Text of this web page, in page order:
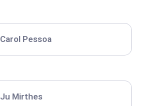
Carol Pessoa
Ju Mirthes